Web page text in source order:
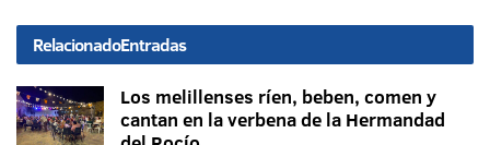
RelacionadoEntradas
Los melillenses ríen, beben, comen y
cantan en la verbena de la Hermandad